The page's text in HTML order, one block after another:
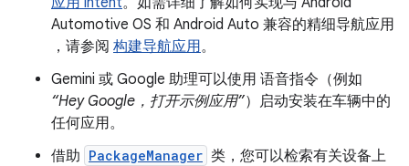
Automotive OS 和 Android Auto 兼容的精细导航应用
，请参阅 构建导航应用。
Gemini 或 Google 助理可以使用 语音指令（例如
“Hey Google，打开示例应用”）启动安装在车辆中的
任何应用。
借助 PackageManager 类，您可以检索有关设备上